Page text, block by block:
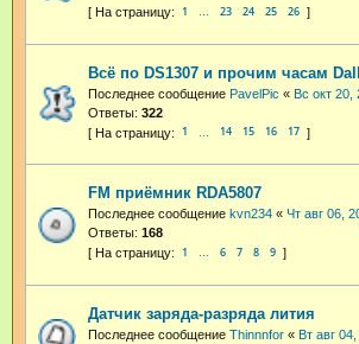
1 … 23 24 25 26
Всё по DS1307 и прочим часам
Последнее сообщение PavelPic « Вс окт 20,
Ответы: 322
1 14 15 16 17
FM приёмник RDA5807
Последнее сообщение kvn234 « Чт авг 06,
Ответы: 168
1 … 6 7 8 9
Датчик заряда-разряда лития
Последнее сообщение Thinnnfor « Вт авг